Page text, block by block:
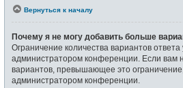
Вернуться к началу
Почему я не могу добавить больше
Ограничение количества вариантов ответа
администратором конференции. Если вам
вариантов, превышающее это
администратором конференции.